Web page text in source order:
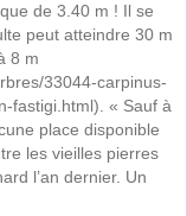
de 3.40 m ! Il se
peut atteindre 30 m
8 m
33044-carpinus-
fastigi.html). « Sauf à
place disponible
les vieilles pierres
l’an dernier. Un